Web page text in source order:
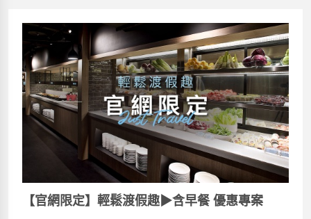
【官網限定】輕鬆渡假趣▶含早餐 優惠專案